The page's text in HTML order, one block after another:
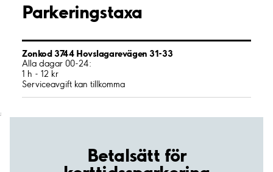
Parkeringstaxa
Zonkod 3744 Hovslagarevägen 31-33
Alla dagar 00-24:
1 h - 12 kr
Serviceavgift kan tillkomma
;
Betalsätt för